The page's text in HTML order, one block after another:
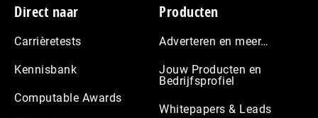
Footer
Direct naar
Carrièretests
Kennisbank
Computable Awards
Producten
Adverteren en meer…
Jouw Producten en
Bedrijfsprofiel
Whitepapers & Leads